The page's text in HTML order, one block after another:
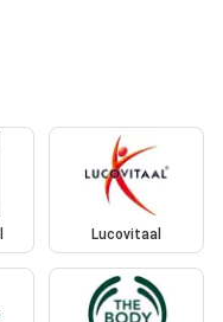
Lucovitaal